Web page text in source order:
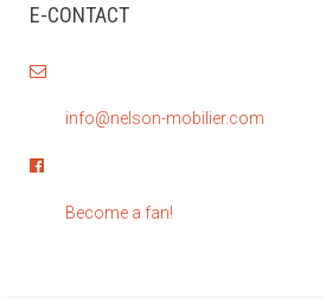
E-CONTACT
info@nelson-mobilier.com
Become a fan!